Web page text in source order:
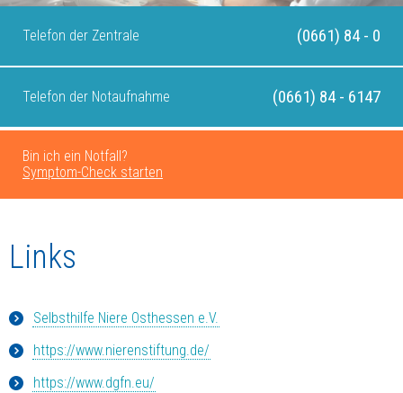
Telefon der Zentrale (0661) 84 - 0
Telefon der Notaufnahme (0661) 84 - 6147
Bin ich ein Notfall?
Symptom-Check starten
Links
Selbsthilfe Niere Osthessen e.V.
https://www.nierenstiftung.de/
https://www.dgfn.eu/